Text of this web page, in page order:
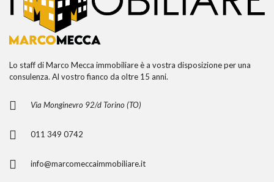
Lo staff di Marco Mecca immobiliare è a vostra disposizione per una
consulenza. Al vostro fianco da oltre 15 anni.
Via Monginevro 92/d Torino (TO)
011 349 0742
info@marcomeccaimmobiliare.it